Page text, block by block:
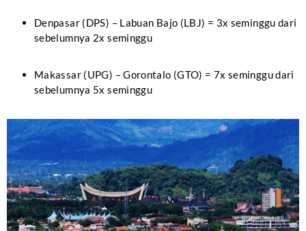
Denpasar (DPS) – Labuan Bajo (LBJ) = 3x seminggu dari
sebelumnya 2x seminggu
Makassar (UPG) – Gorontalo (GTO) = 7x seminggu dari
sebelumnya 5x seminggu